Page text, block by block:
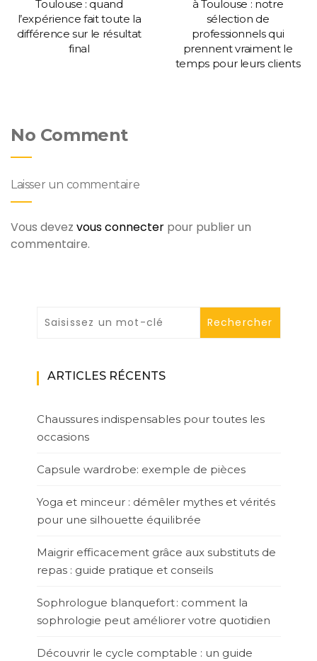
Toulouse : quand
l’expérience fait toute la
différence sur le résultat
final
à Toulouse : notre
sélection de
professionnels qui
prennent vraiment le
temps pour leurs clients
No Comment
Laisser un commentaire
Vous devez vous connecter pour publier un
commentaire.
ARTICLES RÉCENTS
Chaussures indispensables pour toutes les
occasions
Capsule wardrobe: exemple de pièces
Yoga et minceur : démêler mythes et vérités
pour une silhouette équilibrée
Maigrir efficacement grâce aux substituts de
repas : guide pratique et conseils
Sophrologue blanquefort : comment la
sophrologie peut améliorer votre quotidien
Découvrir le cycle comptable : un guide